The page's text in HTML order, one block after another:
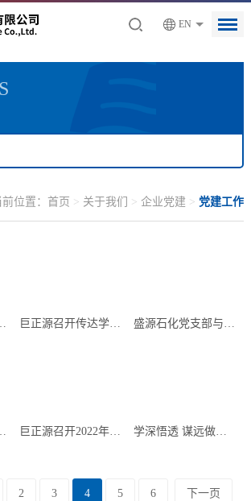
EN
前位置：首页 > 关于我们 > 企业党建 > 党建工作
民主生活会 巨正源召开传达学习贯彻党的二十大精神会议 盛源石化党支部与东莞市港航事务中心第一党支部开展党组织共建
“两优一先”表彰大会 巨正源召开2022年党建党风廉政建设工作会议 学深悟透 谋远做实——巨正源迅速掀起学习贯彻党的十九届六中全会精神热潮
2 3 4 5 6 下一页